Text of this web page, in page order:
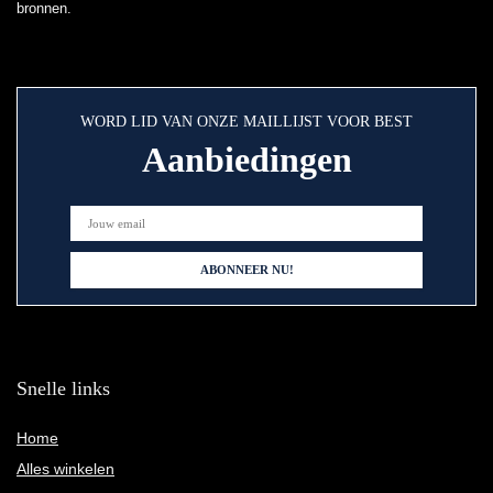
bronnen.
WORD LID VAN ONZE MAILLIJST VOOR BEST
Aanbiedingen
Snelle links
Home
Alles winkelen